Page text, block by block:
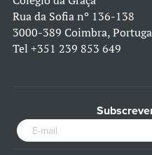
Rua da Sofia nº 136-138
3000-389 Coimbra,
Tel +351 239 853 649